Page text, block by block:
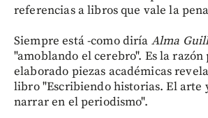
referencias a libros que vale la
Siempre está -como diría Alma
"amoblando el cerebro". Es la
elaborado piezas académicas
libro "Escribiendo historias. El arte
narrar en el periodismo".